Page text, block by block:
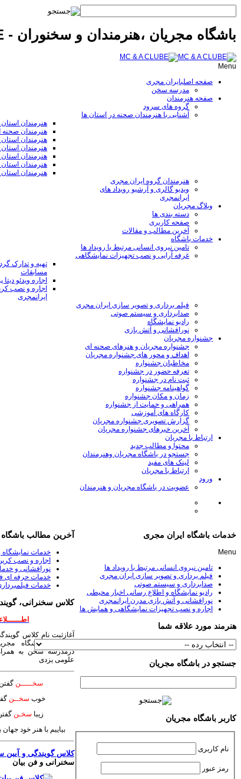
باشگاه مجریان ،هنرمندان و سخنوران - MC & A CLUBE
Menu
صفحه اصلیایران مجری
مدرسه سخن
صفحه هنرمندان
گروه های سرود
آشنایی با هنرمندان صحنه در استان ها
هنرمندان استان
هنرمندان
هنرمندان استان
هنرمندان
هنرمندان
هنرمندان
هنرمندان
هنرمندان گروه ایران مجری
ویدیو گالری و آرشیو رویداد های
ایرانمجری
وبلاگ مجریان
دسته بندی ها
صفحه کاربری
آخرین مطالب و مقالات
خدمات باشگاه
تامین نیروی انسانی مرتبط با رویداد ها
غرفه آرایی و نصب تجهیزات نمایشگاهی
تهیه و تدارک
مسابقات
اجاره ویدئو
اجاره و نصب
ایرانمجری
فیلم برداری و تصویر سازی ایران مجری
صدابرداری و سیستم صوتی
رادیو نمایشگاه
نورافشانی و آتش بازی
جشنواره مجریان
جشنواره مجریان و هنرهای صحنه ای
اهداف و محور های جشنواره مجریان
مخاطبان جشنواره
تعرفه حضور در جشنواره
ثبت نام در جشنواره
گواهینامه جشنواره
زمان و مکان جشنواره
همراهی و حمایت از جشنواره
کارگاه های آموزشی
گزارش تصویری جشنواره مجریان
آخرین خبرهای جشنواره مجریان
ارتباط با مجریان
محتوا و مطالب جدید
جستجو در باشگاه مجریان وهنرمندان
لینک های مفید
ارتباط با مجریان
ورود
عضویت در باشگاه مجریان و هنرمندان
آخرین مطالب باشگاه
خدمات
اجاره و نصب
نورافشانی و
خدمات حرفه ای
خدمات
کلاس سخنرانی،
آغازثبت نام کلاس
سخنرانی باشگاه
درمدرسه سخن به
علومی یزدی
سخـــــن
خوب سخــن
زیبا سخـن
بیاییم با هنر خود
کلاس گویندگی و آیین
سخنرانی و فن بیان
خدمات باشگاه ایران مجری
Menu
تامین نیروی انسانی مرتبط با رویداد ها
فیلم برداری و تصویر سازی ایران مجری
صدابرداری و سیستم صوتی
رادیو نمایشگاه و اطلاع رسانی اخبار محیطی
نورافشانی و آتش بازی مدرن ایرانمجری
اجاره و نصب تجهیزات نمایشگاهی و همایش ها
هنرمند مورد علاقه شما
جستجو در باشگاه مجریان
کاربر باشگاه مجریان
نام کاربری
رمز عبور